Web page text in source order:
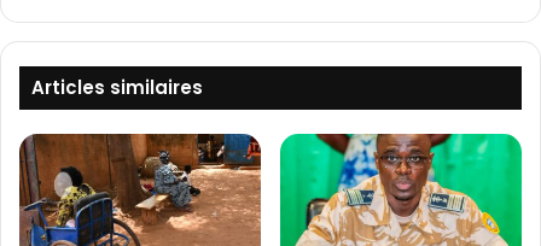
r
r
e
n
a
t
y
R
a
j
o
e
Articles similaires